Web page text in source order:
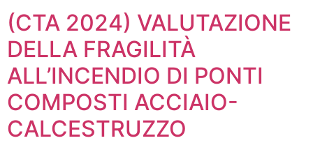
(CTA 2024) VALUTAZIONE
DELLA FRAGILITÀ
ALL’INCENDIO DI PONTI
COMPOSTI ACCIAIO-
CALCESTRUZZO